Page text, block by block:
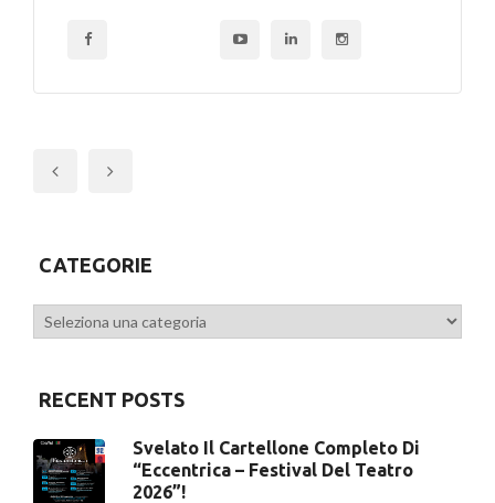
CATEGORIE
Categorie
RECENT POSTS
Svelato Il Cartellone Completo Di
“Eccentrica – Festival Del Teatro
2026”!